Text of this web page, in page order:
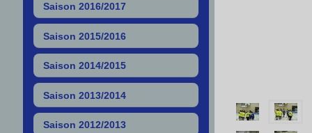
Saison 2016/2017
Saison 2015/2016
Saison 2014/2015
Saison 2013/2014
Saison 2012/2013